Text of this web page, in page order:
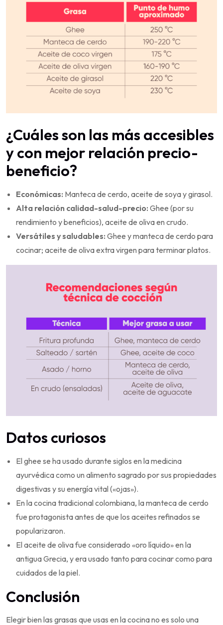
¿Cuáles son las más accesibles
y con mejor relación precio-
beneficio?
Económicas: Manteca de cerdo, aceite de soya y girasol.
Alta relación calidad-salud-precio: Ghee (por su
rendimiento y beneficios), aceite de oliva en crudo.
Versátiles y saludables: Ghee y manteca de cerdo para
cocinar; aceite de oliva extra virgen para terminar platos.
Datos curiosos
El ghee se ha usado durante siglos en la medicina
ayurvédica como un alimento sagrado por sus propiedades
digestivas y su energía vital («ojas»).
En la cocina tradicional colombiana, la manteca de cerdo
fue protagonista antes de que los aceites refinados se
popularizaron.
El aceite de oliva fue considerado «oro líquido» en la
antigua Grecia, y era usado tanto para cocinar como para
cuidados de la piel.
Conclusión
Elegir bien las grasas que usas en la cocina no es solo una